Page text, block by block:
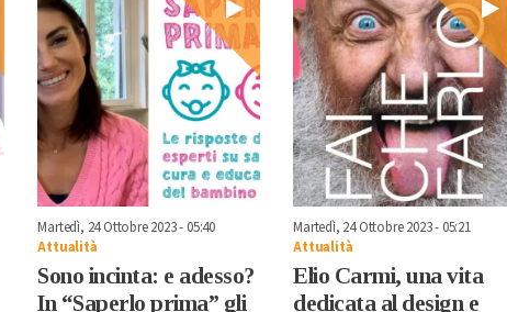
Martedì, 24 Ottobre 2023 - 05:40
Attualità
Sono incinta: e adesso?
In “Saperlo prima” gli
Martedì, 24 Ottobre 2023 - 05:21
Attualità
Elio Carmi, una vita
dedicata al design e